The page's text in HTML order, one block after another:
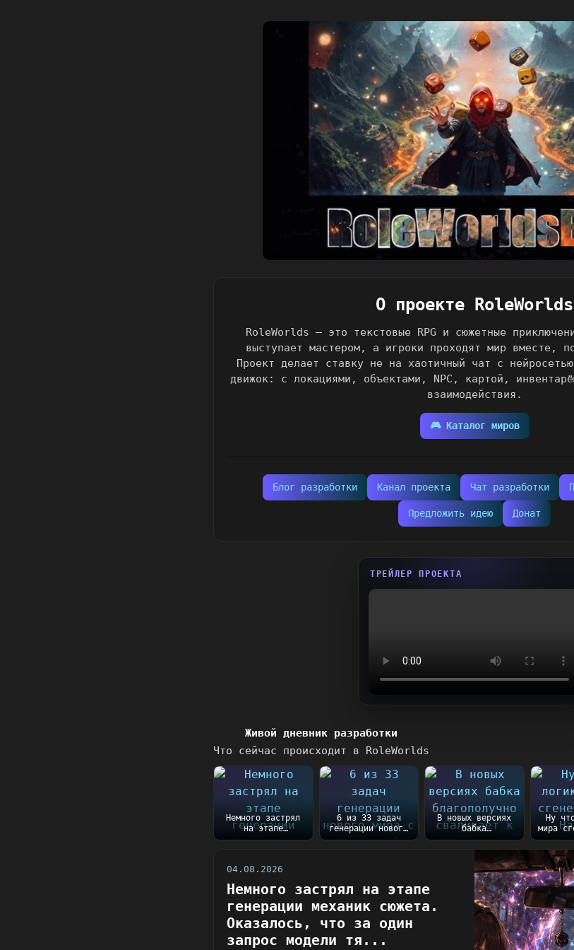
О проекте RoleWorlds
RoleWorlds — это текстовые RPG и сюжетные
выступает мастером, а игроки проходят мир вместе,
Проект делает ставку не на хаотичный чат с
движок: с локациями, объектами, NPC, картой,
взаимодействия.
🎮 Каталог миров
Блог разработки Канал проекта Чат разработки
Предложить идею Донат
ТРЕЙЛЕР ПРОЕКТА
Живой дневник разработки
Что сейчас происходит в RoleWorlds
Немного застрял
на этапе
генерации механик
6 из 33 задач
генерации нового
мира с вселенной
В новых версиях
бабка
благополучно
сваливает к
сестре после
закл...
Ну
мира
На всю
ушло
04.08.2026
Немного застрял на этапе
генерации механик сюжета.
Оказалось, что за один
запрос модели тя...